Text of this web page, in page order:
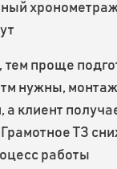
проще
нужны,
клиент
ТЗ
работы